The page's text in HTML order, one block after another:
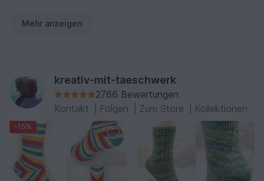
Mehr anzeigen
kreativ-mit-taeschwerk
2766 Bewertungen
Kontakt
Folgen Zum Store Kollektionen
-15%